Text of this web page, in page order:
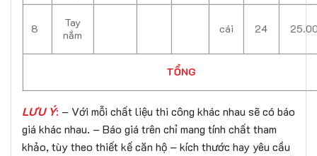
8
Tay
nắm
cái 24
TỔNG
LƯU Ý: – Với mỗi chất liệu thi công khác nhau sẽ có báo
giá khác nhau. – Báo giá trên chỉ mang tính chất tham
khảo, tùy theo thiết kế căn hộ – kích thước hay yêu cầu